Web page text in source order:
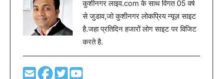
कुशीनगर लाइव.com के साथ विगत 05 वर्ष
से जुडाव,जो कुशीनगर लोकप्रिय न्यूज़ साइट
है.जहा प्रतिदिन हजारों लोग साइट पर विजिट
करते है.